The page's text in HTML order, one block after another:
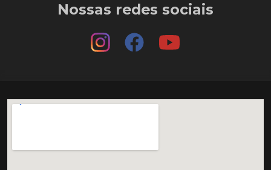
Nossas redes sociais